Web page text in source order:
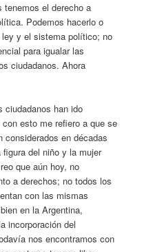
tenemos el derecho a
Podemos hacerlo o
y el sistema político; no
para igualar las
ciudadanos. Ahora
ciudadanos han ido
esto me refiero a que se
considerados en décadas
del niño y la mujer
que aún hoy, no
a derechos; no todos los
con las mismas
en la Argentina,
incorporación del
nos encontramos con